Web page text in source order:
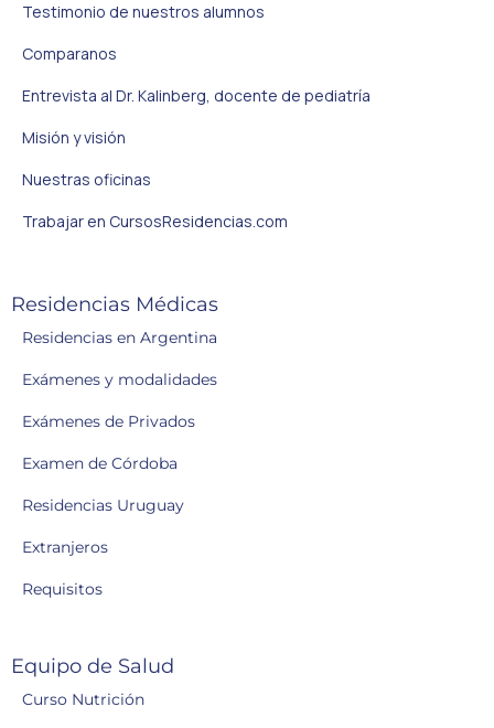
Testimonio de nuestros alumnos
Comparanos
Entrevista al Dr. Kalinberg, docente de pediatría
Misión y visión
Nuestras oficinas
Trabajar en CursosResidencias.com
Residencias Médicas
Residencias en Argentina
Exámenes y modalidades
Exámenes de Privados
Examen de Córdoba
Residencias Uruguay
Extranjeros
Requisitos
Equipo de Salud
Curso Nutrición